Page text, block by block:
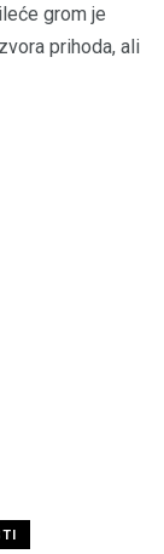
grom je
prihoda, ali